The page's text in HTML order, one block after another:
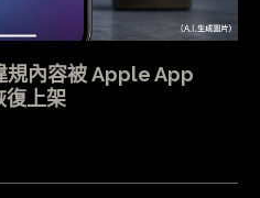
內容被 Apple App
復上架